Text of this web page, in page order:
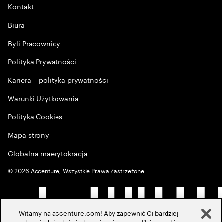
Kontakt
Biura
Byli Pracownicy
Polityka Prywatności
Kariera – polityka prywatności
Warunki Użytkowania
Polityka Cookies
Mapa strony
Globalna maerytokracja
©2026 Accenture, Wszystkie Prawa Zastrzeżone
Witamy na accenture.com! Aby zapewnić Ci bardziej